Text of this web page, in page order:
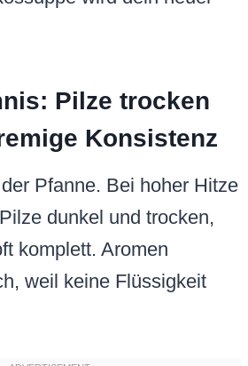
Pilze trocken
Konsistenz
Pfanne. Bei hoher Hitze
dunkel und trocken,
komplett. Aromen
weil keine Flüssigkeit